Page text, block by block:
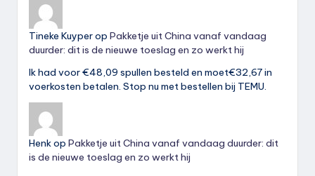
Tineke Kuyperop Pakketje uit China vanaf vandaag
duurder: dit is de nieuwe toeslag en zo werkt hij
Ik had voor €48,09 spullen besteld en moet€32,67 in
voerkosten betalen. Stop nu met bestellen bij TEMU.
Henkop Pakketje uit China vanaf vandaag duurder: dit
is de nieuwe toeslag en zo werkt hij